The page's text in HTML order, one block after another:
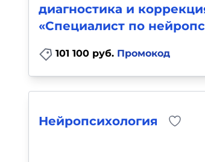
диагностика и
«Специалист по
101 100 руб. Промокод
Нейропсихология